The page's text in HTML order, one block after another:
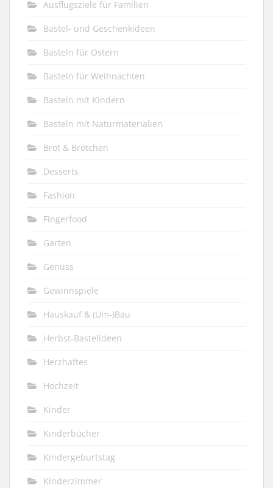
Ausflugsziele für Familien
Bastel- und Geschenkideen
Basteln für Ostern
Basteln für Weihnachten
Basteln mit Kindern
Basteln mit Naturmaterialien
Brot & Brötchen
Desserts
Fashion
Fingerfood
Garten
Genuss
Gewinnspiele
Hauskauf & (Um-)Bau
Herbst-Bastelideen
Herzhaftes
Hochzeit
Kinder
Kinderbücher
Kindergeburtstag
Kinderzimmer